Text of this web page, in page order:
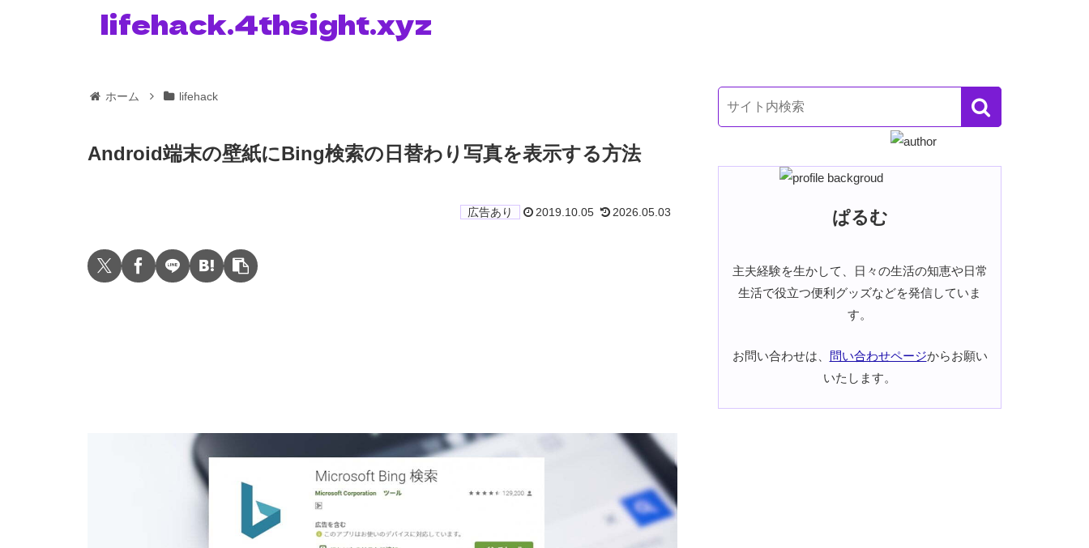
lifehack.4thsight.xyz
ホーム lifehack
Android端末の壁紙にBing検索の日替わり写真を表示する方法
2019.10.05 2026.05.03 ぱるむ
主夫経験を生かして、日々の生活の知恵や日常
生活で役立つ便利グッズなどを発信していま
す。
お問い合わせは、 問い合わせページからお願い
いたします。